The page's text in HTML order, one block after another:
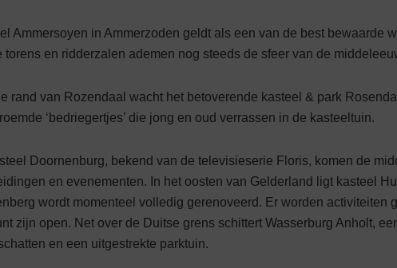
Ammersoyen in Ammerzoden geldt als een van de best bewaarde
torens en ridderzalen ademen nog steeds de sfeer van de
rand van Rozendaal wacht het betoverende kasteel & park
‘bedriegertjes’ die jong en oud verrassen in de kasteeltuin.
Doornenburg, bekend van de televisieserie Floris, komen de
en evenementen. In het oosten van Gelderland ligt kasteel
wordt momen­teel volledig gerenoveerd. Er worden activiteiten
zijn open. Net over de Duitse grens schittert Wasserburg Anholt,
en een uitgestrekte parktuin.